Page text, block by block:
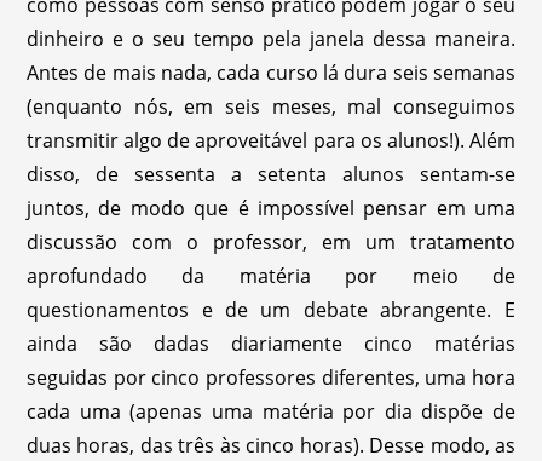
dinheiro e o seu tempo pela janela dessa maneira.
Antes de mais nada, cada curso lá dura seis semanas
(enquanto nós, em seis meses, mal conseguimos
transmitir algo de aproveitável para os alunos!). Além
disso, de sessenta a setenta alunos sentam-se
juntos, de modo que é impossível pensar em uma
discussão com o professor, em um tratamento
aprofundado da matéria por meio de
questionamentos e de um debate abrangente. E
ainda são dadas diariamente cinco matérias
seguidas por cinco professores diferentes, uma hora
cada uma (apenas uma matéria por dia dispõe de
duas horas, das três às cinco horas). Desse modo, as